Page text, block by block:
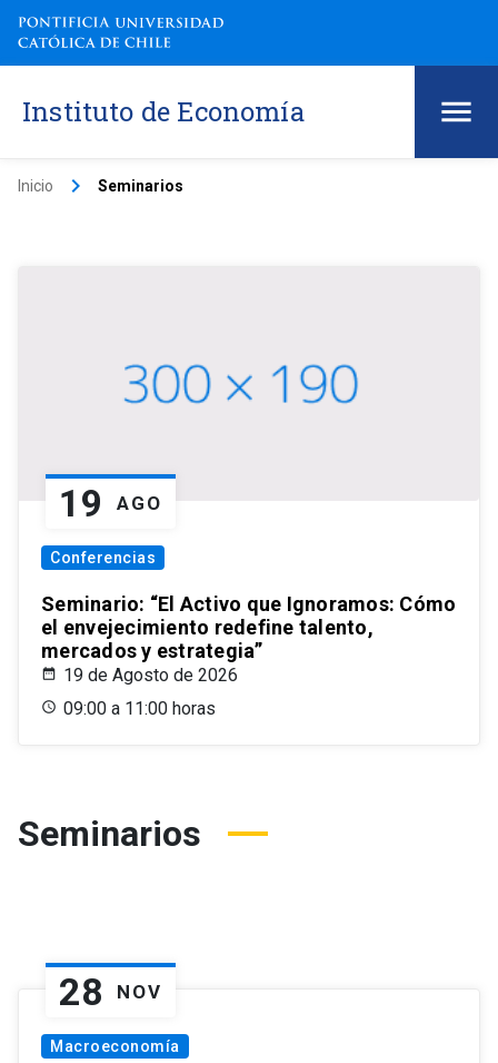
Instituto de Economía
Inicio keyboard_arrow_right Seminarios
19 AGO
Conferencias
Seminario: “El Activo que Ignoramos: Cómo
el envejecimiento redefine talento,
mercados y estrategia”
19 de Agosto de 2026
09:00 a 11:00 horas
Seminarios
28 NOV
Macroeconomía